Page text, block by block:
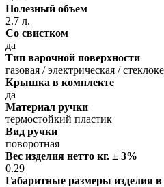
Полезный объем
2.7 л.
Со свистком
да
Тип варочной поверхности
газовая / электрическая /
Крышка в комплекте
да
Материал ручки
термостойкий пластик
Вид ручки
поворотная
Вес изделия нетто кг. ± 3%
0.29
Габаритные размеры изделия